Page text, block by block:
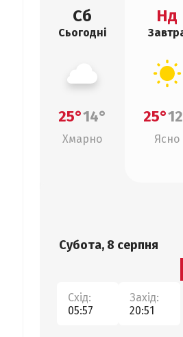
Сб
Сьогодні
25°14°
Хмарно
Нд
25°
Ясно
Субота, 8 серпня
Схід:
05:57
Захід:
20:51